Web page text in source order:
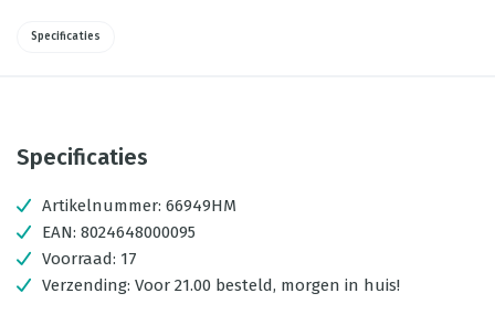
Specificaties
Specificaties
Artikelnummer: 66949HM
EAN: 8024648000095
Voorraad: 17
Verzending: Voor 21.00 besteld, morgen in huis!